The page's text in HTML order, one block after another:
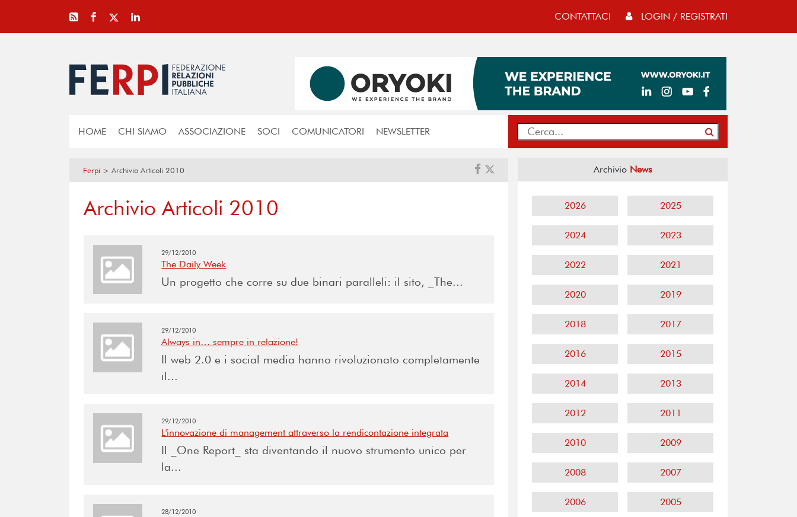
CONTATTACI LOGIN / REGISTRATI
HOME CHI SIAMO ASSOCIAZIONE SOCI COMUNICATORI NEWSLETTER
Ferpi > Archivio Articoli 2010
Archivio Articoli 2010
29/12/2010
The Daily Week
Un progetto che corre su due binari paralleli: il sito, _The...
29/12/2010
Always in… sempre in relazione!
Il web 2.0 e i social media hanno rivoluzionato completamente
il...
29/12/2010
L'innovazione di management attraverso la rendicontazione integrata
Il _One Report_ sta diventando il nuovo strumento unico per
la...
28/12/2010
Archivio News
2026 2025
2024 2023
2022 2021
2020 2019
2018 2017
2016 2015
2014 2013
2012 2011
2010 2009
2008 2007
2006 2005